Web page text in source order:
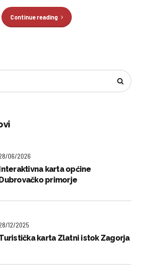
Continue reading
06/2026
karta općine
primorje
12/2025
karta Zlatni istok Zagorja